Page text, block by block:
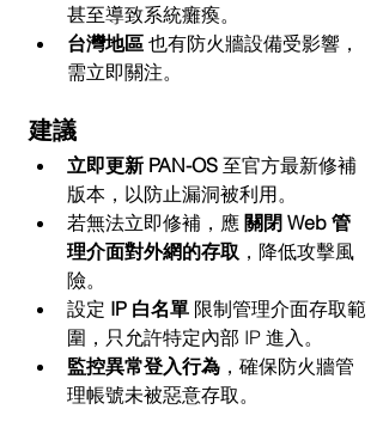
甚至導致系統癱瘓。
台灣地區 也有防火牆設備受影響，
需立即關注。
建議
立即更新 PAN-OS 至官方最新修補
版本，以防止漏洞被利用。
若無法立即修補，應 關閉 Web 管
理介面對外網的存取 ，降低攻擊風
險。
設定 IP 白名單 限制管理介面存取範
圍，只允許特定內部 IP 進入。
監控異常登入行為 ，確保防火牆管
理帳號未被惡意存取。